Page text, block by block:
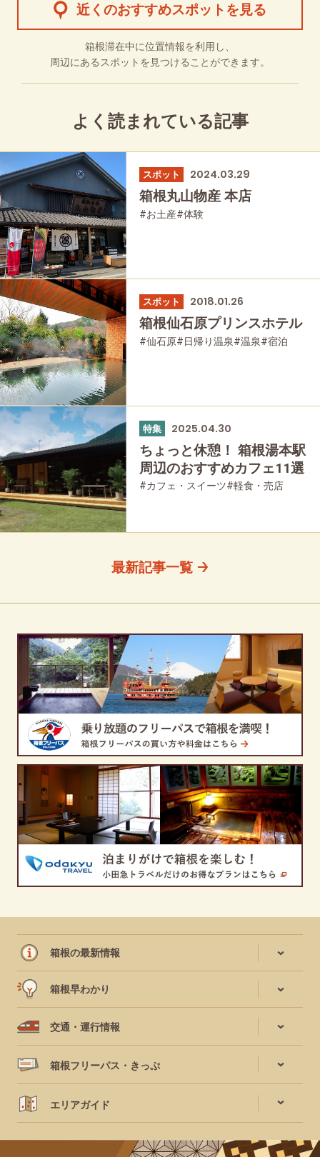
近くのおすすめスポットを見る
箱根滞在中に位置情報を利用し、
周辺にあるスポットを見つけることができます。
よく読まれている記事
スポット 2024.03.29
箱根丸山物産 本店
#お土産#体験
スポット 2018.01.26
箱根仙石原プリンスホテル
#仙石原#日帰り温泉#温泉#宿泊
特集 2025.04.30
ちょっと休憩！ 箱根湯本駅
周辺のおすすめカフェ11選
#カフェ・スイーツ#軽食・売店
#母と娘で
最新記事一覧
箱根の最新情報
箱根早わかり
交通・運行情報
箱根フリーパス・きっぷ
エリアガイド